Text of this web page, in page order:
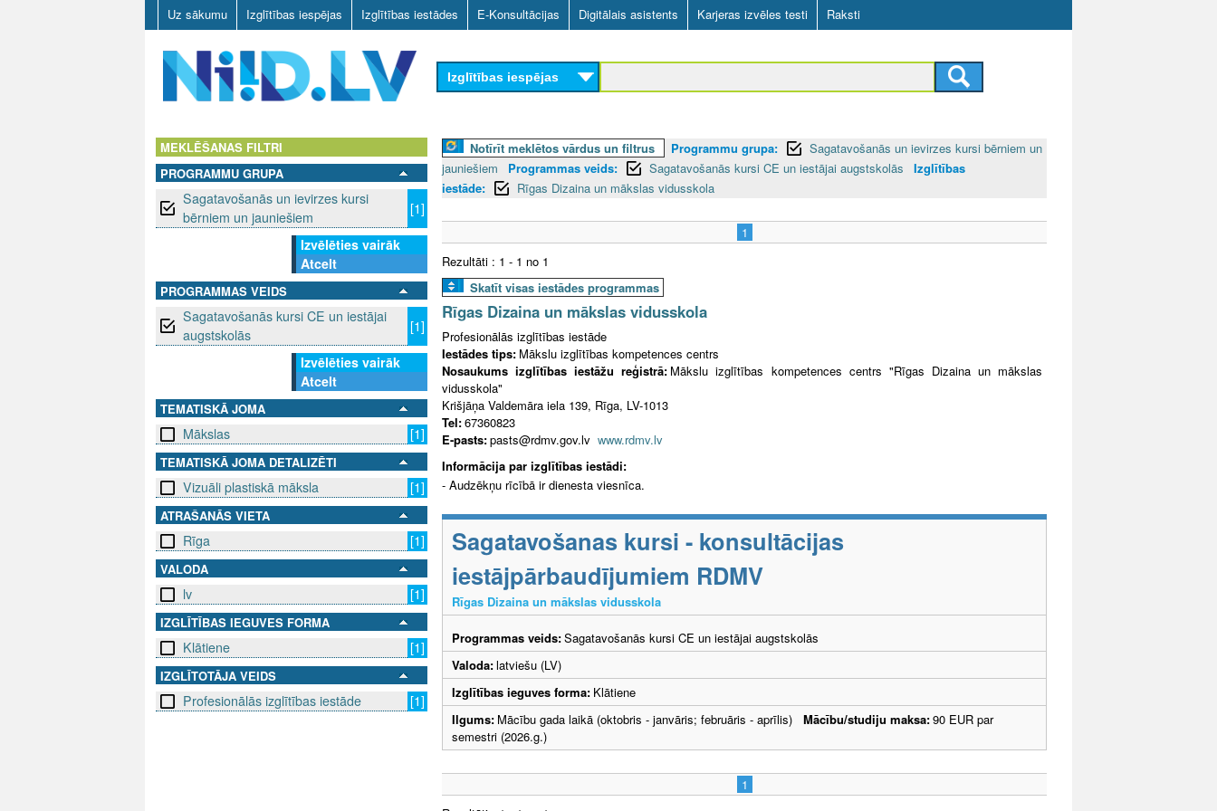
Skip
to
main
content
Uz sākumu Izglītības iespējas Izglītības iestādes E-Konsultācijas Digitālais asistents Karjeras izvēles testi Raksti
D
L
Izglītības iespējas
MEKLĒŠANAS FILTRI
PROGRAMMU GRUPA
Sagatavošanās un ievirzes kursi
bērniem un jauniešiem
[1]
Izvēlēties vairāk
Atcelt
PROGRAMMAS VEIDS
Sagatavošanās kursi CE un iestājai
augstskolās
[1]
Izvēlēties vairāk
Atcelt
TEMATISKĀ JOMA
Mākslas [1]
TEMATISKĀ JOMA DETALIZĒTI
Vizuāli plastiskā māksla [1]
ATRAŠANĀS VIETA
Rīga [1]
VALODA
lv [1]
IZGLĪTĪBAS IEGUVES FORMA
Klātiene [1]
IZGLĪTOTĀJA VEIDS
Profesionālās izglītības iestāde [1]
Notīrīt meklētos vārdus un filtrus Programmu grupa:
Sagatavošanās un ievirzes kursi bērniem un
jauniešiem
Programmas veids: Sagatavošanās kursi CE un iestājai augstskolās
Izglītības
iestāde:
Rīgas Dizaina un mākslas vidusskola
1
Rezultāti : 1 - 1 no 1
Skatīt visas iestādes programmas
Rīgas Dizaina un mākslas vidusskola
Profesionālās izglītības iestāde
Iestādes tips: Mākslu izglītības kompetences centrs
Nosaukums izglītības iestāžu reģistrā: Mākslu izglītības kompetences centrs "Rīgas Dizaina un mākslas
vidusskola"
Krišjāņa Valdemāra iela 139, Rīga, LV-1013
Tel:67360823
E-pasts:pasts@rdmv.gov.lv www.rdmv.lv
Informācija par izglītības iestādi:
- Audzēkņu rīcībā ir dienesta viesnīca.
Sagatavošanas kursi - konsultācijas
iestājpārbaudījumiem RDMV
Rīgas Dizaina un mākslas vidusskola
Programmas veids:Sagatavošanās kursi CE un iestājai augstskolās
Valoda:latviešu (LV)
Izglītības ieguves forma: Klātiene
Ilgums: Mācību gada laikā (oktobris - janvāris; februāris - aprīlis) Mācību/studiju maksa:90 EUR par
semestri (2026.g.)
1